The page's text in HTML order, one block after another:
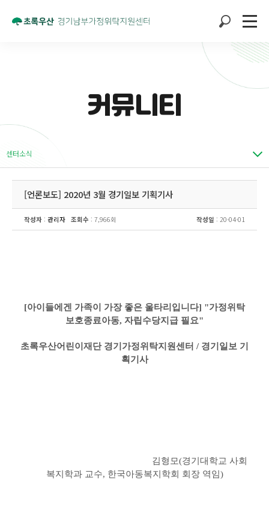
커뮤니티
센터소식
[언론보도] 2020년 3월 경기일보 기획기사
작성자 : 관리자 조회수 : 7,966회 작성일 : 20-04-01
[아이들에겐 가족이 가장 좋은 울타리입니다] "가정위탁
보호종료아동, 자립수당지급 필요"
초록우산어린이재단 경기가정위탁지원센터 / 경기일보 기
획기사
김형모(경기대학교 사회
복지학과 교수, 한국아동복지학회 회장 역임)